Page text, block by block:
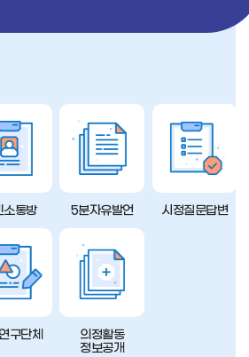
소통방 5분자유발언 시정질문답변
구단체
의정활동
정보공개